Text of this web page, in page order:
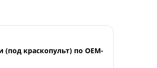
краскопульт) по OEM-